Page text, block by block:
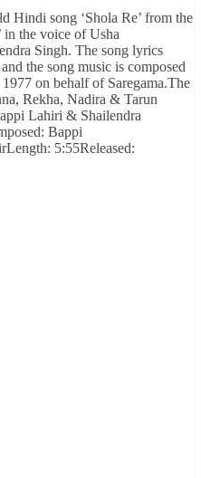
Hindi song ‘Shola Re’ from the
the voice of Usha
Singh. The song lyrics
the song music is composed
on behalf of Saregama.The
Rekha, Nadira & Tarun
Lahiri & Shailendra
Bappi
5:55Released: